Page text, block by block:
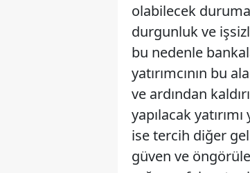
olabilecek
durgunluk ve
bu nedenle
yatırımcının bu
ve ardından
yapılacak
ise tercih diğer
güven ve